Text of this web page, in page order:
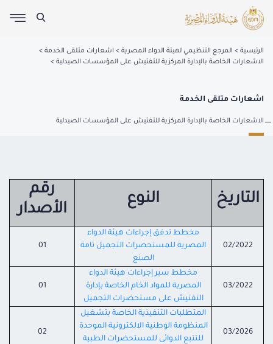
الرئيسية المرجع التنظيمي لهيئة الدواء المصرية
اشعارات متلقى الخدمة
الاشعارات الخاصة بالإدارة المركزية للتفتيش على المؤسسات الصيدلية
اشعارات متلقى الخدمة
الاشعارات الخاصة بالإدارة المركزية للتفتيش على المؤسسات الصيدلية
التاريخ النوع
رقم
الأصدار
02/2022
مخطط تدفق إجراءات هيئة الدواء
المصرية للمستحضرات التجميل تامة
الصنع
01
03/2022
مخطط سير إجراءات هيئة الدواء
المصرية للمواد الخام الخاصة بإدارة
التفتيش على مستحضرات التجميل
01
03/2026
المتطلبات التنفيذية الخاصة بتشغيل
المنظومة الوطنية الالكترونية الموحدة
للتتبع الدوائى للمستحضرات الطبية
02